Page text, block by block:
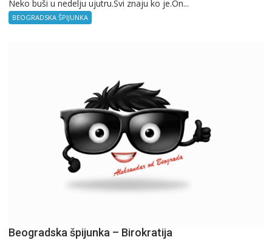
Neko buši u nedelju ujutru.Svi znaju ko je.On...
BEOGRADSKA ŠPIJUNKA
Beogradska špijunka – Birokratija